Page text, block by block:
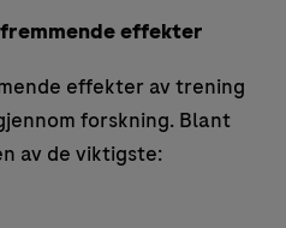
effekter
effekter av trening
forskning. Blant
av de viktigste: